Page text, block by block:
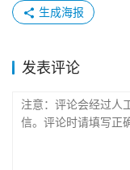
生成海报
发表评论